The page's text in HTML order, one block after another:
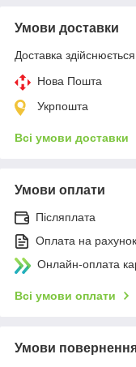
Умови доставки
Доставка
Нова Пошта
Укрпошта
Всі умови доставки
Умови оплати
Післяплата
Оплата на рахунок
Онлайн-оплата
Всі умови оплати
Умови